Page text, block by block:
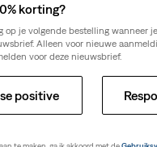
korting?
op je volgende bestelling wanneer
Alleen voor nieuwe
voor deze nieuwsbrief.
positive